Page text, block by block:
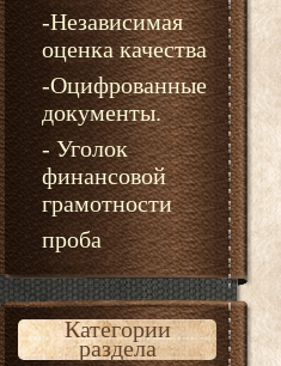
-Независимая
оценка качества
-Оцифрованные
документы.
- Уголок
финансовой
грамотности
проба
Категории
раздела